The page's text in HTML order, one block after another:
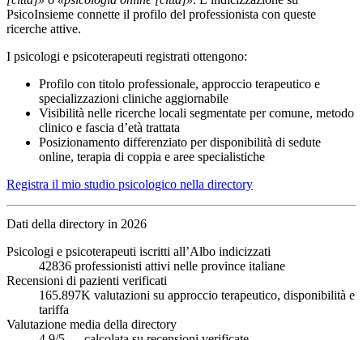
PsicoInsieme connette il profilo del professionista con queste
ricerche attive.
I psicologi e psicoterapeuti registrati ottengono:
Profilo con titolo professionale, approccio terapeutico e
specializzazioni cliniche aggiornabile
Visibilità nelle ricerche locali segmentate per comune, metodo
clinico e fascia d’età trattata
Posizionamento differenziato per disponibilità di sedute
online, terapia di coppia e aree specialistiche
Registra il mio studio psicologico nella directory
Dati della directory in 2026
Psicologi e psicoterapeuti iscritti all’Albo indicizzati
42836 professionisti attivi nelle province italiane
Recensioni di pazienti verificati
165.897K valutazioni su approccio terapeutico, disponibilità e
tariffa
Valutazione media della directory